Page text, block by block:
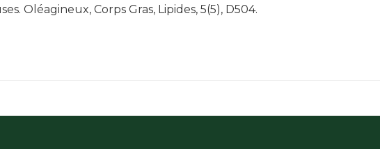
Oléagineux, Corps Gras, Lipides, 5(5), D504.